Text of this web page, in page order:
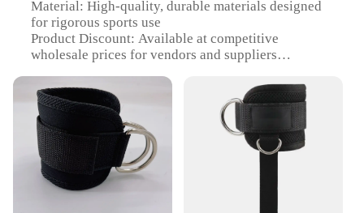
Material: High-quality, durable materials designed
for rigorous sports use
Product Discount: Available at competitive
wholesale prices for vendors and suppliers
enhance performance and safety
Design and Style: Ergonomic and stylish, catering
to the modern athlete
Usage and Purpose: Ideal for a wide range of sports,
from football to basketball
Typical Adaptive Scenario: Designed for both
amateur and professional athletes